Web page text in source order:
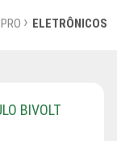
ELETRÔNICOS
BIVOLT